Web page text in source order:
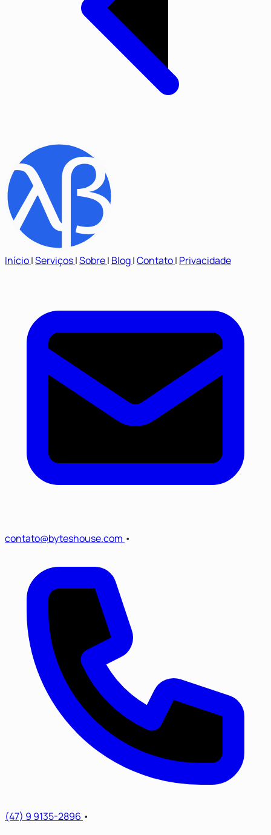
Início|Serviços|Sobre| Blog|Contato| Privacidade
contato@byteshouse.com •
(47) 9 9135-2896 •